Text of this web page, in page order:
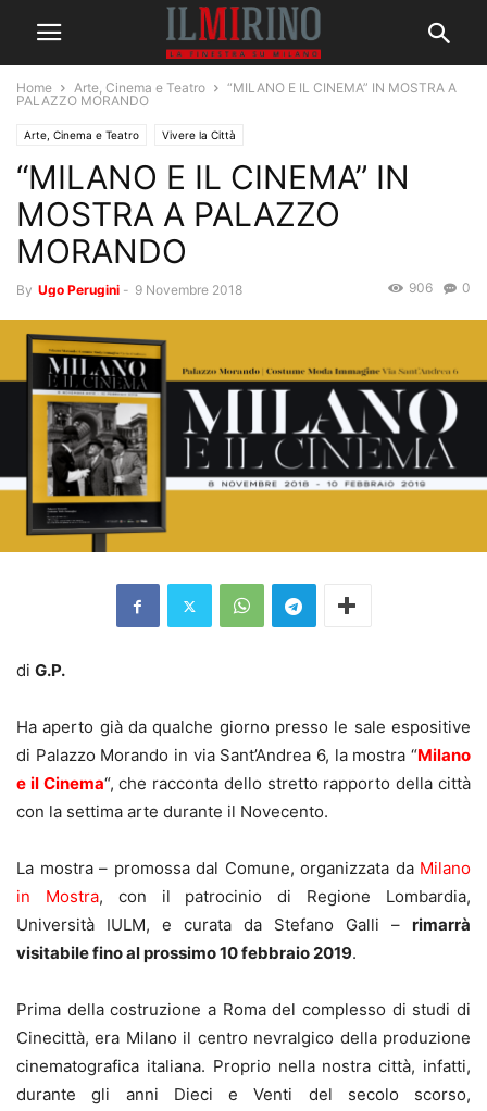
Home Arte, Cinema e Teatro
“MILANO E IL CINEMA” IN MOSTRA A
PALAZZO MORANDO
Arte, Cinema e Teatro Vivere la Città
“MILANO E IL CINEMA” IN
MOSTRA A PALAZZO
MORANDO
By Ugo Perugini - 9 Novembre 2018 0
906
di G.P.
Ha aperto già da qualche giorno presso le sale espositive
di Palazzo Morando in via Sant’Andrea 6, la mostra “Milano
e il Cinema“, che racconta dello stretto rapporto della città
con la settima arte durante il Novecento.
La mostra – promossa dal Comune, organizzata da Milano
in Mostra, con il patrocinio di Regione Lombardia,
Università IULM, e curata da Stefano Galli – rimarrà
visitabile fino al prossimo 10 febbraio 2019.
Prima della costruzione a Roma del complesso di studi di
Cinecittà, era Milano il centro nevralgico della produzione
cinematografica italiana. Proprio nella nostra città, infatti,
durante gli anni Dieci e Venti del secolo scorso,